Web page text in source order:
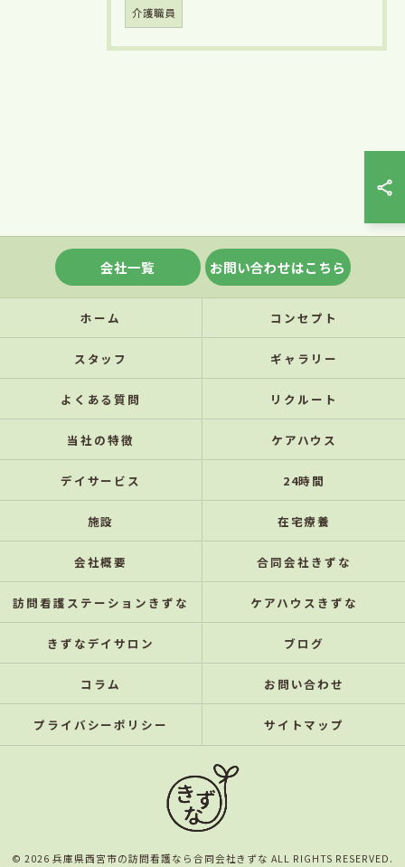
介護職員
会社一覧 お問い合わせはこちら
ホーム コンセプト
スタッフ ギャラリー
よくある質問 リクルート
当社の特徴 ケアハウス
デイサービス 24時間
施設 在宅療養
会社概要 合同会社きずな
訪問看護ステーションきずな ケアハウスきずな
きずなデイサロン ブログ
コラム お問い合わせ
プライバシーポリシー サイトマップ
© 2026 兵庫県西宮市の訪問看護なら合同会社きずな ALL RIGHTS RESERVED.